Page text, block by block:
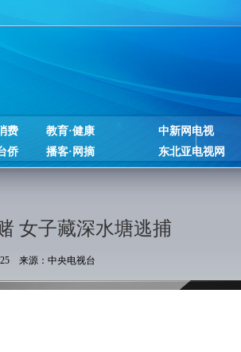
费
教育·健康
侨 播客·网摘
中新网电视
东北亚电视网
女子藏深水塘逃捕
来源：中央电视台